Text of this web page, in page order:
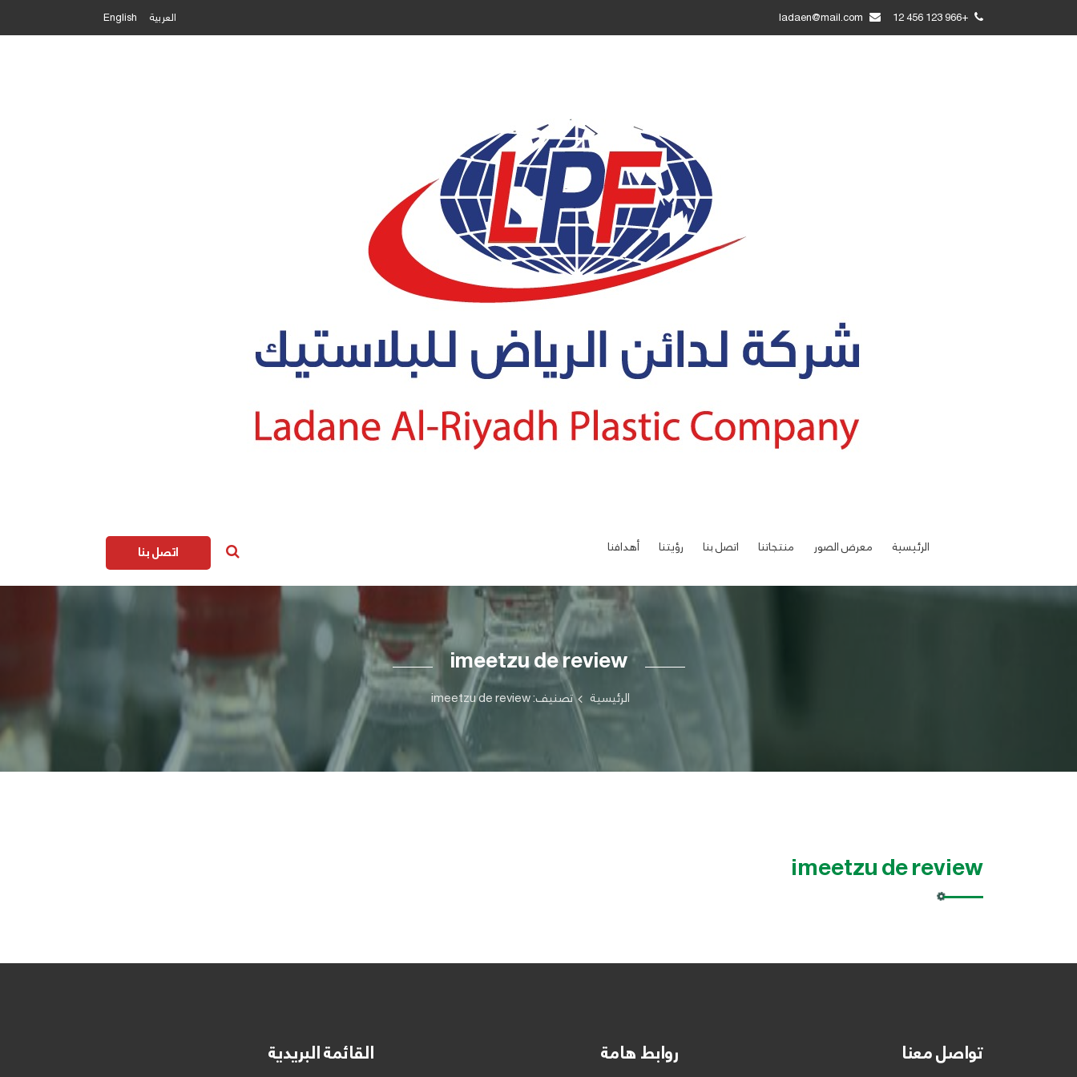
+966 123 456 12 العربية English
الرئيسية معرض الصور منتجاتنا اتصل بنا رؤيتنا أهدافنا اتصل بنا
imeetzu de review
الرئيسية تصنيف: imeetzu de review
imeetzu de review
تواصل معنا روابط هامة القائمة البريدية